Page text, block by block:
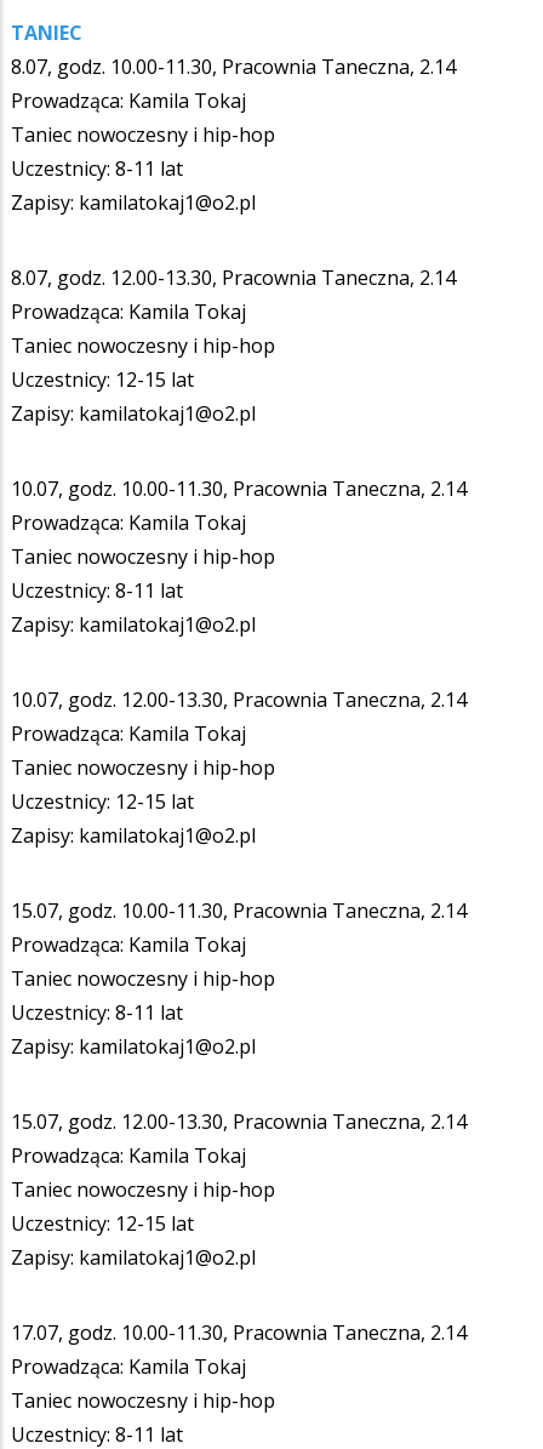
TANIEC
8.07, godz. 10.00-11.30, Pracownia Taneczna, 2.14
Prowadząca: Kamila Tokaj
Taniec nowoczesny i hip-hop
Uczestnicy: 8-11 lat
Zapisy: kamilatokaj1@o2.pl
8.07, godz. 12.00-13.30, Pracownia Taneczna, 2.14
Prowadząca: Kamila Tokaj
Taniec nowoczesny i hip-hop
Uczestnicy: 12-15 lat
Zapisy: kamilatokaj1@o2.pl
10.07, godz. 10.00-11.30, Pracownia Taneczna, 2.14
Prowadząca: Kamila Tokaj
Taniec nowoczesny i hip-hop
Uczestnicy: 8-11 lat
Zapisy: kamilatokaj1@o2.pl
10.07, godz. 12.00-13.30, Pracownia Taneczna, 2.14
Prowadząca: Kamila Tokaj
Taniec nowoczesny i hip-hop
Uczestnicy: 12-15 lat
Zapisy: kamilatokaj1@o2.pl
15.07, godz. 10.00-11.30, Pracownia Taneczna, 2.14
Prowadząca: Kamila Tokaj
Taniec nowoczesny i hip-hop
Uczestnicy: 8-11 lat
Zapisy: kamilatokaj1@o2.pl
15.07, godz. 12.00-13.30, Pracownia Taneczna, 2.14
Prowadząca: Kamila Tokaj
Taniec nowoczesny i hip-hop
Uczestnicy: 12-15 lat
Zapisy: kamilatokaj1@o2.pl
17.07, godz. 10.00-11.30, Pracownia Taneczna, 2.14
Prowadząca: Kamila Tokaj
Taniec nowoczesny i hip-hop
Uczestnicy: 8-11 lat